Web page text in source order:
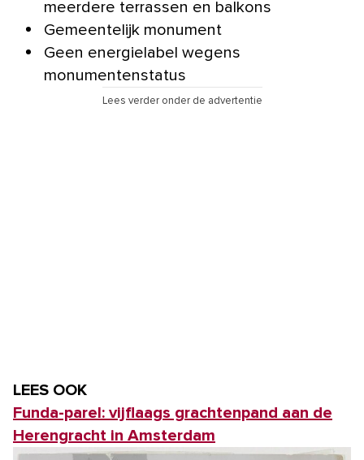
meerdere terrassen en balkons
Gemeentelijk monument
Geen energielabel wegens
monumentenstatus
Lees verder onder de advertentie
LEES OOK
Funda-parel: vijflaags grachtenpand aan de
Herengracht in Amsterdam